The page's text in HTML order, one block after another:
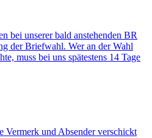
bei unserer bald anstehenden BR
der Briefwahl. Wer an der Wahl
muss bei uns spätestens 14 Tage
Vermerk und Absender verschickt